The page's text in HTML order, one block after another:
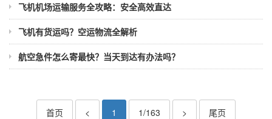
飞机机场运输服务全攻略：安全高效直达
飞机有货运吗？空运物流全解析
航空急件怎么寄最快？当天到达有办法吗？
首页 < 1 1/163 > 尾页